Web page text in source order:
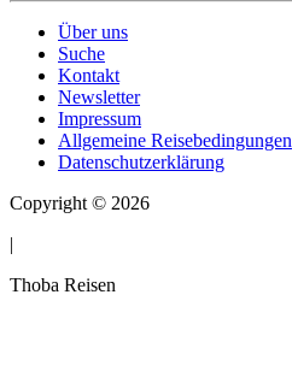
Über uns
Suche
Kontakt
Newsletter
Impressum
Allgemeine Reisebedingungen
Datenschutzerklärung
Copyright © 2026
|
Thoba Reisen